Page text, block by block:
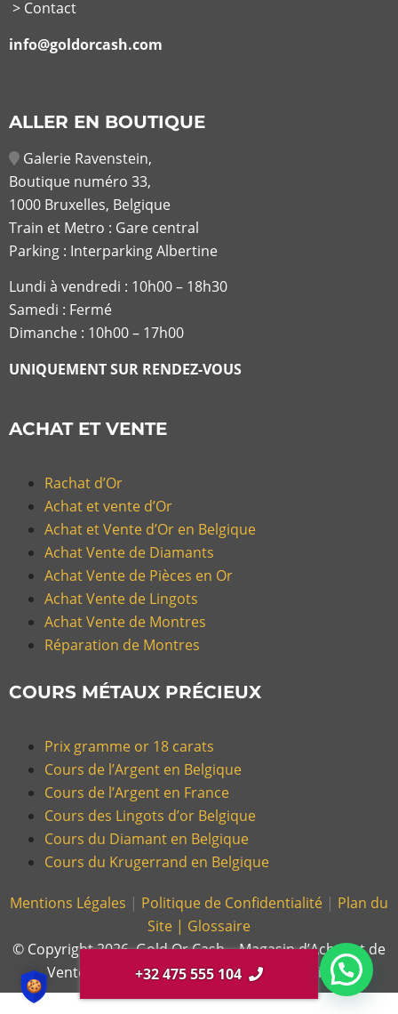
> Contact
info@goldorcash.com
+32 475 555 104
ALLER EN BOUTIQUE
Galerie Ravenstein,
Boutique numéro 33,
1000 Bruxelles, Belgique
Train et Metro : Gare central
Parking : Interparking Albertine
Lundi à vendredi : 10h00 – 18h30
Samedi : Fermé
Dimanche : 10h00 – 17h00
UNIQUEMENT SUR RENDEZ-VOUS
ACHAT ET VENTE
Rachat d’Or
Achat et vente d’Or
Achat et Vente d’Or en Belgique
Achat Vente de Diamants
Achat Vente de Pièces en Or
Achat Vente de Lingots
Achat Vente de Montres
Réparation de Montres
COURS MÉTAUX PRÉCIEUX
Prix gramme or 18 carats
Cours de l’Argent en Belgique
Cours de l’Argent en France
Cours des Lingots d’or Belgique
Cours du Diamant en Belgique
Cours du Krugerrand en Belgique
Mentions Légales | Politique de Confidentialité | Plan du
Site | Glossaire
© Copyright 2026, Gold Or Cash – Magasin d’Achat et de
Vente d’Or et Bijoux en France et en Belgique.